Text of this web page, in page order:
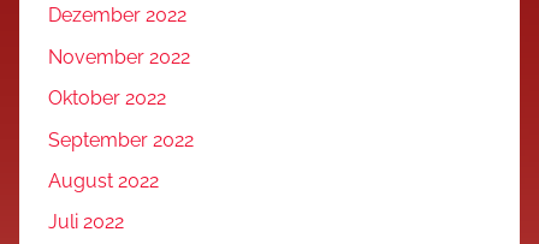
Dezember 2022
November 2022
Oktober 2022
September 2022
August 2022
Juli 2022